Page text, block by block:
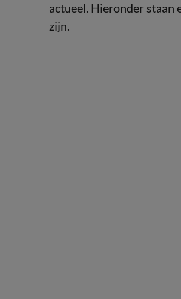
actueel. Hieronder staan
zijn.